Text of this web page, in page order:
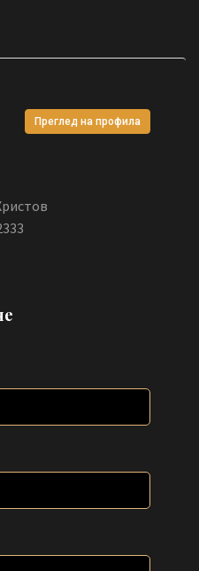
Преглед на профила